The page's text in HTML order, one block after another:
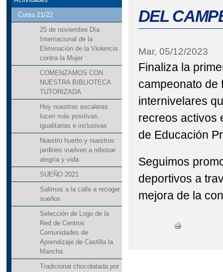
Curso 21/22
25 de noviembre Día
Internacional de la
Eliminación de la Violencia
contra la Mujer
COMENZAMOS CON
NUESTRA BIBLIOTECA
TUTORIZADA
Hoy nuestras escaleras
lucen más positivas,
igualitarias e inclusivas
Nuestro huerto y nuestros
jardines vuelven a rebosar
alegría y vida
SUEÑO 2021
Salimos a la calle a recoger
sueños
Selección de Logo de la
Red de Centros
Comunidades de
Aprendizaje de Castilla la
Mancha
Tradicional chocolatada por
DEL
Mar, 05/12/2023
Finaliza la
campeonato de
internivelares
recreos activos
de Educación
Seguimos
deportivos a
mejora de la